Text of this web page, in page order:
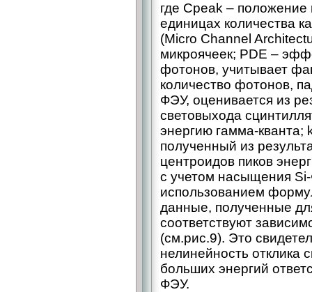
где Cpeak – положение
единицах количества
(Micro Channel
микроячеек; PDE –
фотонов, учитывает
количество фотонов,
ФЭУ, оценивается из
световыхода
энергию гамма-кванта;
полученный из
центроидов пиков
с учетом насыщения
использованием
данные, полученные
соответствуют
(см.рис.9). Это
нелинейность отклика
больших энергий
ФЭУ.